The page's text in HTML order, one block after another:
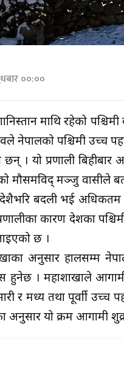
००:००
माथि रहेको
नेपालको पश्चिमी उच्च
। यो प्रणाली
मौसमविद् मञ्जु वासीले
देशैभरि बदली भई
कारण देशका
छ ।
अनुसार हालसम्म
हुनेछ । महाशाखाले
र मध्य तथा पूर्वाी
अनुसार यो क्रम आगामी